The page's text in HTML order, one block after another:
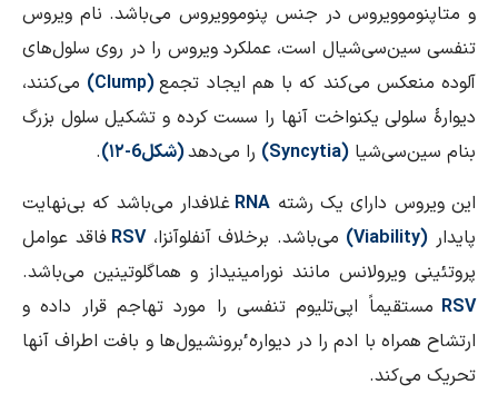
و متاپنوموویروس در جنس پنوموویروس می‌باشد. نام ویروس
تنفسی سین‌سی‌شیال است، عملکرد ویروس را در روی سلول‌های
آلوده منعکس می‌کند که با هم ایجاد تجمع(
Clump
) می‌کنند،
دیوارهٔ سلولی یکنواخت آنها را سست کرده و تشکیل سلول بزرگ
بنام سین‌سی‌شیا (
Syncytia
) را می‌دهد(شکل6-۱۲)
.
این ویروس دارای یک رشته RNA غلافدار می‌باشد که بی‌نهایت
پایدار (
Viability
) می‌باشد. برخلاف آنفلوآنزا،RSV فاقد عوامل
پروتئینی ویرولانس مانند نورامینیداز و هماگلوتینین می‌باشد.
RSV مستقیماً اپی‌تلیوم تنفسی را مورد تهاجم قرار داده و
ارتشاح همراه با ادم را در دیواره ٔبرونشیول‌ها و بافت اطراف آنها
تحریک می‌کند.